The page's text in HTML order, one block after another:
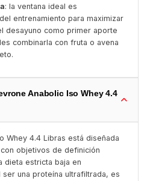
: la ventana ideal es
entrenamiento para maximizar
desayuno como primer aporte
combinarla con fruta o avena
Anabolic Iso Whey 4.4
Whey 4.4 Libras está diseñada
objetivos de definición
dieta estricta baja en
una proteína ultrafiltrada, es